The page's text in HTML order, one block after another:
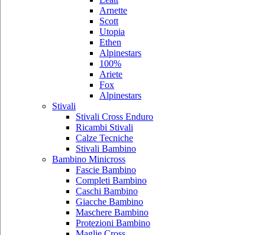
Arnette
Scott
Utopia
Ethen
Alpinestars
100%
Ariete
Fox
Alpinestars
Stivali
Stivali Cross Enduro
Ricambi Stivali
Calze Tecniche
Stivali Bambino
Bambino Minicross
Fascie Bambino
Completi Bambino
Caschi Bambino
Giacche Bambino
Maschere Bambino
Protezioni Bambino